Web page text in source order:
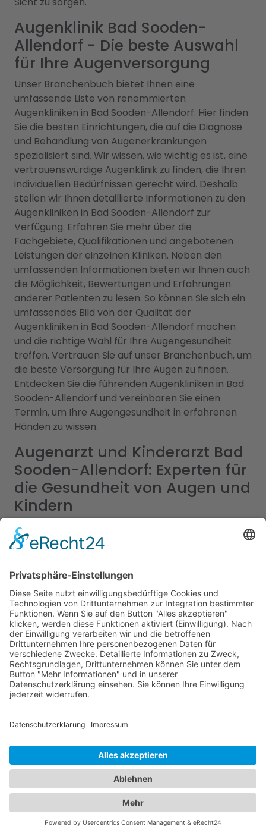
Augenklinik Bad Sooden-
Allendorf - Die beste Auswahl
für Ihre Augenversorgung
Unser Branchenbuch bietet Ihnen eine
umfassende Liste von renommierten
Augenkliniken in Bad Sooden-Allendorf. Hier finden
Sie die besten Einrichtungen, die auf die Diagnose
und Behandlung von Augenerkrankungen
spezialisiert sind. Wir wissen, wie wichtig es ist, eine
vertrauenswürdige Augenklinik zu finden, die Ihren
individuellen Bedürfnissen gerecht wird. Deshalb
stellen wir Ihnen detaillierte Informationen zu den
Augenkliniken in Bad Sooden-Allendorf zur
Verfügung. Erfahren Sie mehr über die
Fachgebiete, Qualifikationen und angebotenen
Leistungen der einzelnen Kliniken. Neben den
umfassenden Informationen bieten wir Ihnen auch
die Möglichkeit, Bewertungen und Erfahrungen
anderer Patienten zu lesen. So können Sie sich ein
umfassendes Bild von der Qualität der
Augenkliniken in Bad Sooden-Allendorf machen
und die richtige Wahl für Ihre Augengesundheit
treffen. Vertrauen Sie auf unser Branchenbuch, um
die beste Versorgung für Ihre Augen zu finden.
Entdecken Sie die führenden Augenkliniken in Bad
Sooden-Allendorf und vereinbaren Sie einen
Termin, um Ihre Augengesundheit in erfahrenen
Händen zu wissen.
Augenarzt und Kinderarzt Bad
Sooden-Allendorf: Experten für
die Gesundheit von Augen und
Kindern
Bei uns finden Sie umfassende Informationen zu
beiden Fachrichtungen, um die beste medizinische
Allendorf sicherzustellen. Augenärzte sind
spezialisiert auf die Gesundheit der Augen. Sie
bieten eine Vielzahl von Leistungen an, von
Routineuntersuchungen über die Behandlung von
Augenerkrankungen bis hin zu operativen
Eingriffen wie der Augenlaserbehandlung. Unsere
Augenärzte in der Region sind hochqualifiziert und
verfügen über modernste Technologie, um eine
präzise Diagnose und individuelle Behandlung für
Ihre Augenprobleme zu gewährleisten. Ein
darauf spezialisiert, die Gesundheit und das
umfassende Vorsorgeuntersuchungen, Impfungen,
Behandlung von akuten und chronischen
Erkrankungen sowie Beratung für Eltern in
verschiedenen medizinischen Bereichen an.
Unsere Kinderärzte Bad Sooden-Allendorf sind
einfühlsam, kinderfreundlich und haben langjährige